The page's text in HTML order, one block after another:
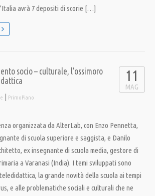
avrà 7 depositi di scorie […]
socio – culturale, l’ossimoro
| PrimoPiano
11
MAG
organizzata da AlterLab, con Enzo Pennetta,
di scuola superiore e saggista, e Danilo
ex insegnante di scuola media, gestore di
a Varanasi (India). I temi sviluppati sono
la grande novità della scuola ai tempi
e alle problematiche sociali e culturali che ne